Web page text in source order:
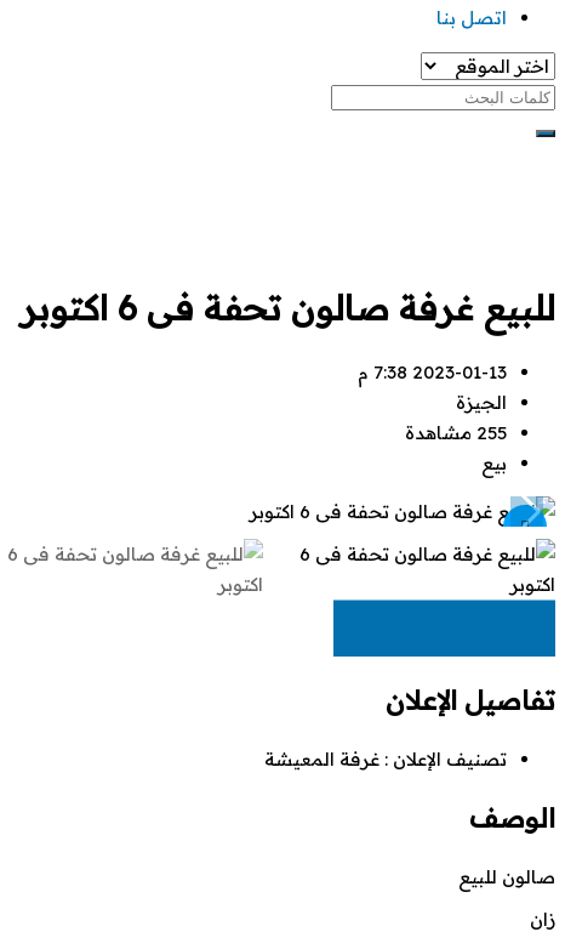
اتصل بنا
للبيع غرفة صالون تحفة فى 6 اكتوبر
2023-01-13 7:38 م
الجيزة
255 مشاهدة
بيع
تفاصيل الإعلان
تصنيف الإعلان : غرفة المعيشة
الوصف
صالون للبيع
زان